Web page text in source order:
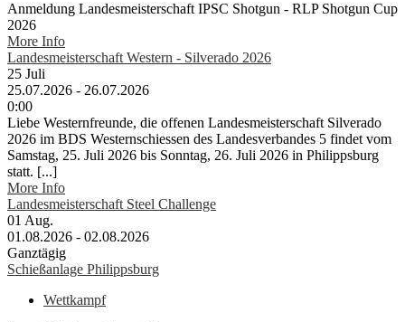
Anmeldung Landesmeisterschaft IPSC Shotgun - RLP Shotgun Cup
2026
More Info
Landesmeisterschaft Western - Silverado 2026
25 Juli
25.07.2026 - 26.07.2026
0:00
Liebe Westernfreunde, die offenen Landesmeisterschaft Silverado
2026 im BDS Westernschiessen des Landesverbandes 5 findet vom
Samstag, 25. Juli 2026 bis Sonntag, 26. Juli 2026 in Philippsburg
statt. [...]
More Info
Landesmeisterschaft Steel Challenge
01 Aug.
01.08.2026 - 02.08.2026
Ganztägig
Schießanlage Philippsburg
Wettkampf